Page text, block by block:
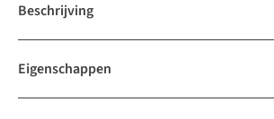
Beschrijving
Eigenschappen